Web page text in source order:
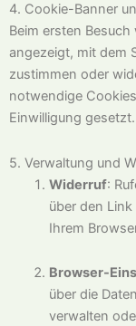
4. Cookie-Banner
Beim ersten
angezeigt, mit dem
zustimmen oder
notwendige
Einwilligung gesetzt.
5. Verwaltung und
Widerruf:
über den
Ihrem
Browser-
über die
verwalten